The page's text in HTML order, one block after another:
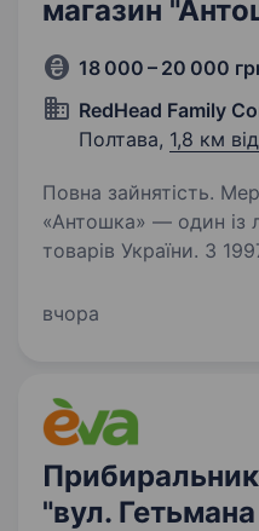
магазин
18 000 – 20 000
RedHead Family
Полтава, 1,8 км
Повна зайнятість. Мережа дитячих магазинів
«Антошка» — один із
товарів України. З
та емоції. «Антошка»
вчора
"вул.